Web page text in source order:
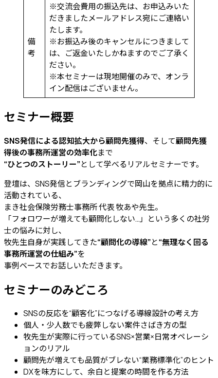
備
考
※交流会費用の振込先は、お申込みいた
だきましたメールアドレス宛にご連絡い
たします。
※お振込み後のキャンセルにつきまして
は、ご返金いたしかねますのでご了承く
ださい。
※本セミナーは現地開催のみで、オンラ
イン配信はございません。
セミナー概要
SNS発信による認知拡大から顧問先獲得、そして顧問先獲
得後の事務所運営の効率化まで
“ひとつのストーリー”として学べるリアルセミナーです。
登壇は、SNS発信とブランディングで岡山を拠点に精力的に
活動されている、
まき社会保険労務士事務所 代表 牧あや先生。
「フォロワーが増えても顧問化しない…」という多くの社労
士の悩みに対し、
牧先生自身が実践してきた“顧問化の導線”と“無理なく回る
事務所運営の仕組み”を
事例ベースでお話しいただきます。
セミナーのみどころ
SNSの反応を“顧客化”につなげる導線設計の考え方
個人・少人数でも疲弊しない案件さばき方の型
牧先生が実際に行っているSNS×営業×日常オペレーシ
ョンのリアル
顧問先が増えても品質がブレない“業務標準化”のヒント
DXを味方にして、余白と提案の時間を作る方法